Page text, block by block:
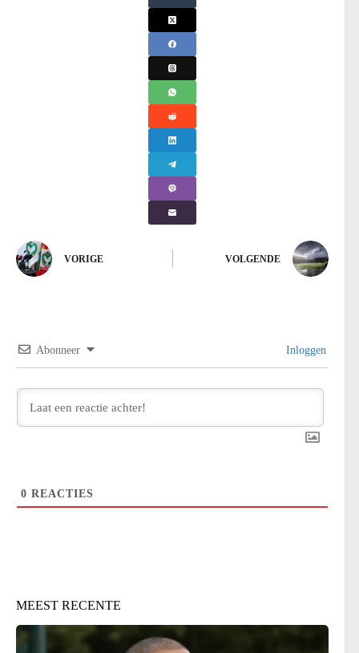
VORIGE VOLGENDE
Abonneer Inloggen
0 REACTIES
MEEST RECENTE